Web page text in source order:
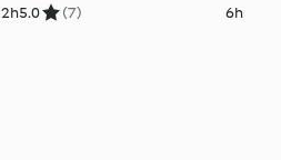
2h5.0 (7) 6h